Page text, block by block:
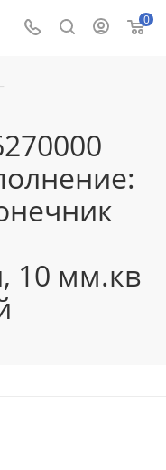
0
10 мм.кв